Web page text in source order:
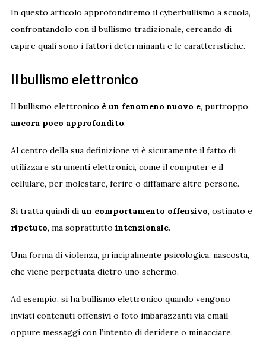
In questo articolo approfondiremo il cyberbullismo a scuola,
confrontandolo con il bullismo tradizionale, cercando di
capire quali sono i fattori determinanti e le caratteristiche.
Il bullismo elettronico
Il bullismo elettronico è un fenomeno nuovo e, purtroppo,
ancora poco approfondito.
Al centro della sua definizione vi è sicuramente il fatto di
utilizzare strumenti elettronici, come il computer e il
cellulare, per molestare, ferire o diffamare altre persone.
Si tratta quindi di un comportamento offensivo, ostinato e
ripetuto, ma soprattutto intenzionale.
Una forma di violenza, principalmente psicologica, nascosta,
che viene perpetuata dietro uno schermo.
Ad esempio, si ha bullismo elettronico quando vengono
inviati contenuti offensivi o foto imbarazzanti via email
oppure messaggi con l’intento di deridere o minacciare.